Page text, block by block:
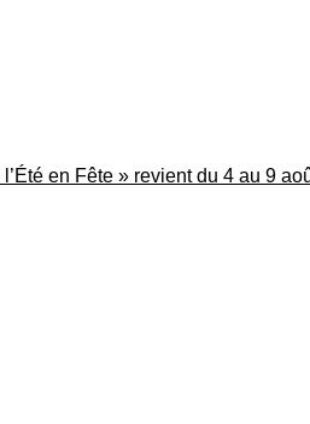
en Fête » revient du 4 au 9